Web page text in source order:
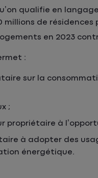
qualifie en
millions de
en 2023
:
sur la
;
propriétaire à
à adopter des
énergétique.